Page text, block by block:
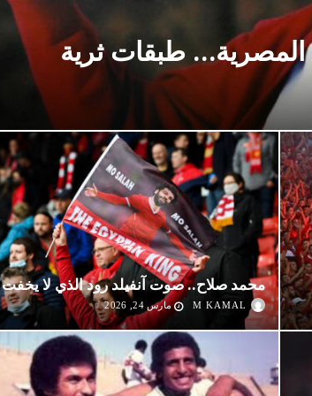
المصرية… طبقات ثرية
محمد صلاح.. صوت آنفيلد رود الذي لا يخفت
M KAMAL مارس 24, 2026